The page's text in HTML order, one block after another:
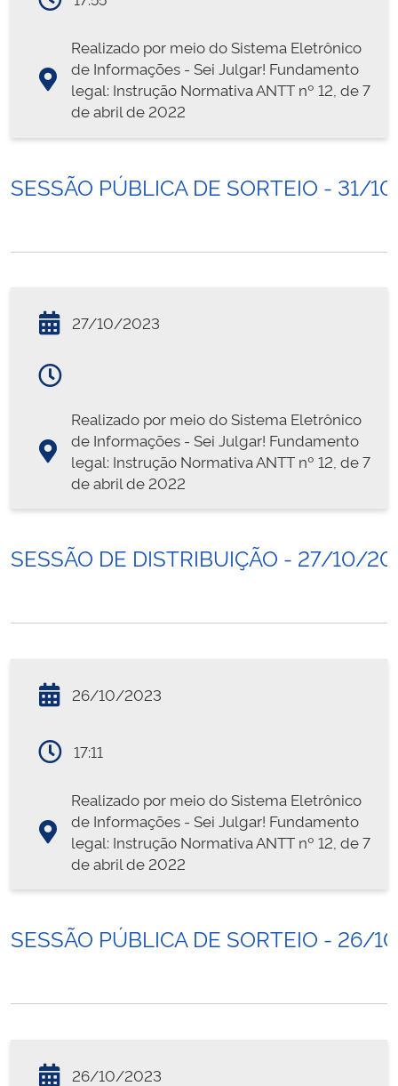
Realizado por meio do Sistema Eletrônico
de Informações - Sei Julgar! Fundamento
legal: Instrução Normativa ANTT nº 12, de 7
de abril de 2022
SESSÃO PÚBLICA DE SORTEIO - 31/
27/10/2023
Realizado por meio do Sistema Eletrônico
de Informações - Sei Julgar! Fundamento
legal: Instrução Normativa ANTT nº 12, de 7
de abril de 2022
SESSÃO DE DISTRIBUIÇÃO - 27/10/
26/10/2023
17:11
Realizado por meio do Sistema Eletrônico
de Informações - Sei Julgar! Fundamento
legal: Instrução Normativa ANTT nº 12, de 7
de abril de 2022
SESSÃO PÚBLICA DE SORTEIO - 26/
26/10/2023